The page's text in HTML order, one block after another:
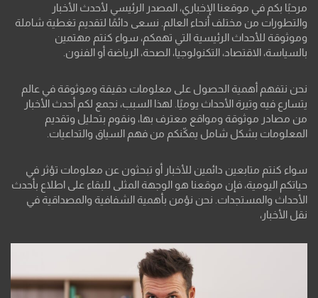
مرحبًا بكم في موقعنا الإخباري، المصدر الرئيسي لأحدث الأخبار
والتطورات من مختلف أنحاء العالم. نسعى دائمًا لتقديم تغطية شاملة
وموثوقة للأحداث الرئيسية التي تهمكم، سواء كنتم مهتمين
بالسياسة، الاقتصاد، التكنولوجيا، الصحة، الرياضة أو الفنون.
نحن نتفهم أهمية الحصول على معلومات دقيقة وموثوقة في عالم
يتسارع فيه وتيرة الأحداث يوميًا. لهذا السبب، نجمع لكم أحدث الأخبار
من مصادر موثوقة ومواقع معترف بها، ونقوم بتحليل وتقديم
المعلومات بشكل شامل يمكّنكم من فهم السياق والتداعيات.
سواء كنتم متابعين دائمين للأخبار أو تبحثون عن معلومات تؤثر في
حياتكم اليومية، فإن موقعنا هو الوجهة المثلى للبقاء على اطلاع بأحدث
الأحداث والمستجدات. نحن نؤمن بأهمية الشفافية والمصداقية في
نقل الأخبار،